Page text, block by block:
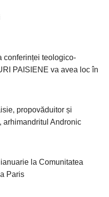
conferinței teologico-
PAISIENE va avea loc în
propovăduitor și
arhimandritul Andronic
la Comunitatea
Paris